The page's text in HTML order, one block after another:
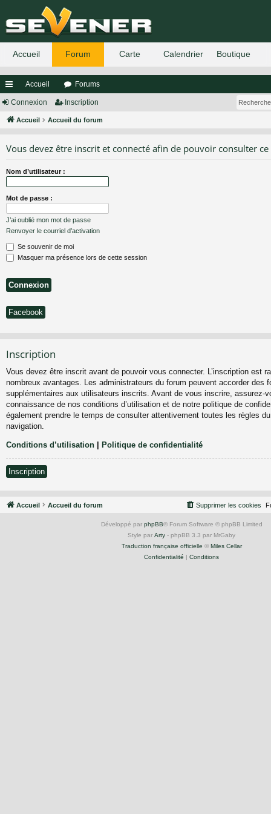
ac
co
s
Accueil Forums
Connexion Inscription
Accueil Accueil du forum
Vous devez être inscrit et connecté afin de pouvoir consulter
Nom d’utilisateur :
Mot de passe :
J’ai oublié mon mot de passe
Renvoyer le courriel d’activation
Se souvenir de moi
Masquer ma présence lors de cette session
Facebook
Inscription
Vous devez être inscrit avant de pouvoir vous connecter. L’inscription est
nombreux avantages. Les administrateurs du forum peuvent accorder des
supplémentaires aux utilisateurs inscrits. Avant de vous inscrire, assurez-
connaissance de nos conditions d’utilisation et de notre politique de
également prendre le temps de consulter attentivement toutes les règles
navigation.
Conditions d’utilisation | Politique de confidentialité
Inscription
Accueil Accueil du forum Supprimer les cookies
Développé par phpBB® Forum Software © phpBB Limited
Style par Arty - phpBB 3.3 par MrGaby
Traduction française officielle © Miles Cellar
Confidentialité | Conditions